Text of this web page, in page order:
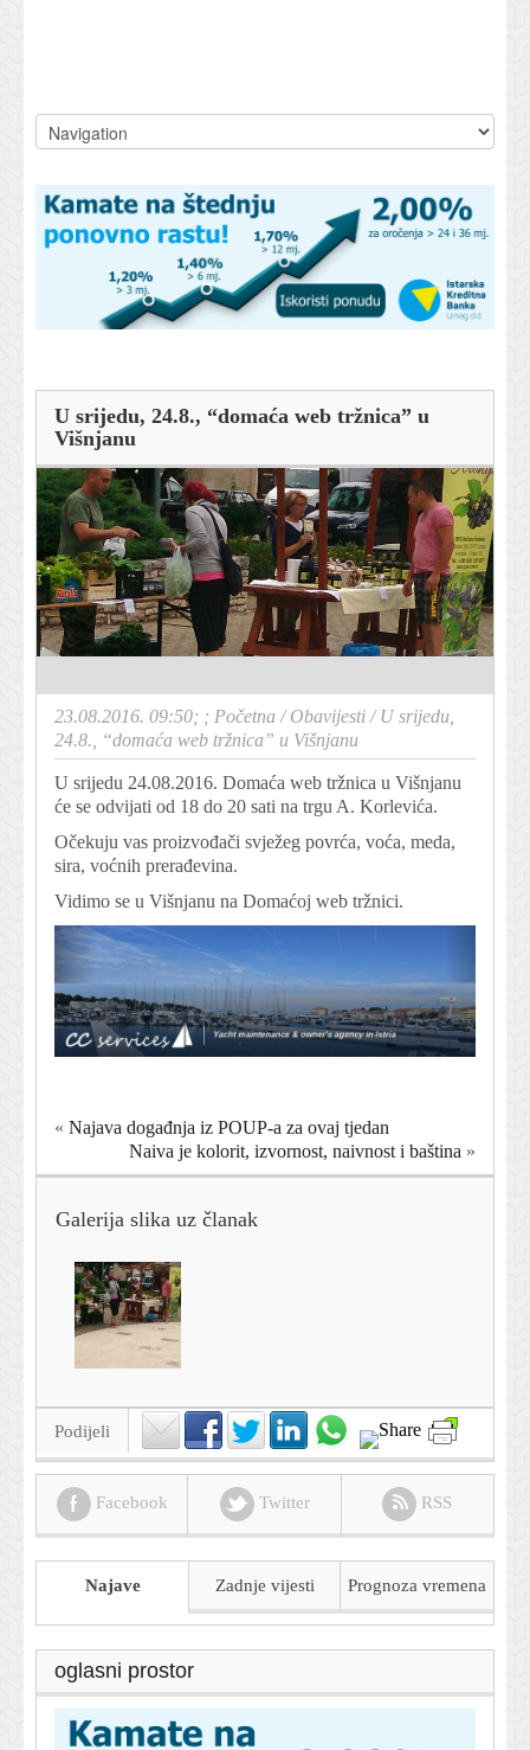
U srijedu, 24.8., “domaća web tržnica” u
Višnjanu
23.08.2016. 09:50; ; Početna /Obavijesti /U srijedu,
24.8., “domaća web tržnica” u Višnjanu
U srijedu 24.08.2016. Domaća web tržnica u Višnjanu
će se odvijati od 18 do 20 sati na trgu A. Korlevića.
Očekuju vas proizvođači svježeg povrća, voća, meda,
sira, voćnih prerađevina.
Vidimo se u Višnjanu na Domaćoj web tržnici.
« Najava događnja iz POUP-a za ovaj tjedan
Naiva je kolorit, izvornost, naivnost i baština »
Galerija slika uz članak
Podijeli
Facebook Twitter RSS
Najave Zadnje vijesti Prognoza vremena
oglasni prostor